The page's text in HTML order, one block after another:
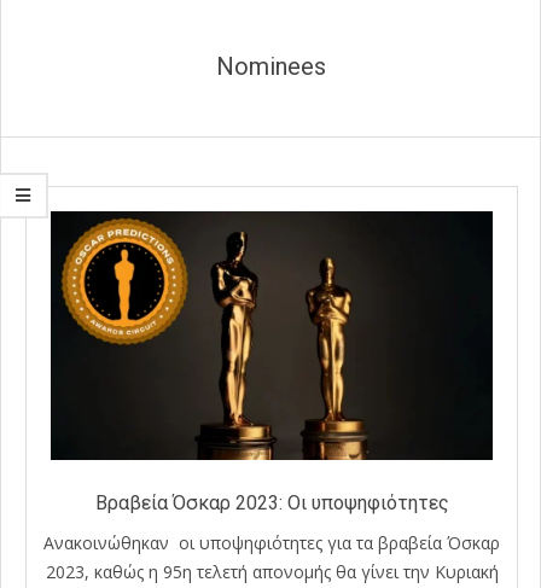
Nominees
Βραβεία Όσκαρ 2023: Οι υποψηφιότητες
Ανακοινώθηκαν οι υποψηφιότητες για τα βραβεία Όσκαρ
2023, καθώς η 95η τελετή απονομής θα γίνει την Κυριακή